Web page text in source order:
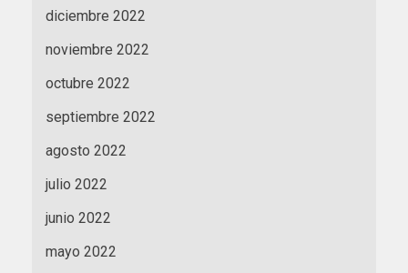
diciembre 2022
noviembre 2022
octubre 2022
septiembre 2022
agosto 2022
julio 2022
junio 2022
mayo 2022